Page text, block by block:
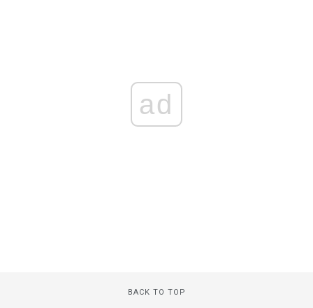
ad
BACK TO TOP